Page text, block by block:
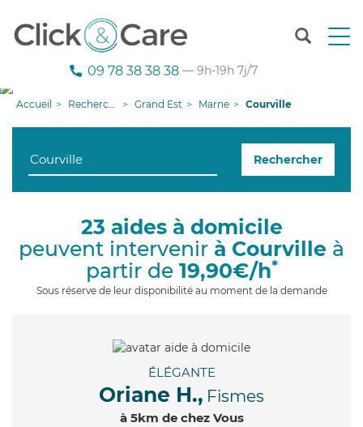
T
n
g
i
09 78 38 38 38 — 9h-19h 7j/7
Accueil Recherche aide à domicile Grand Est Marne Courville
Rechercher
23 aides à domicile
peuvent intervenir à Courville à
partir de 19,90€/h*
Sous réserve de leur disponibilité au moment de la demande
ÉLÉGANTE
Oriane H., Fismes
à 5km de chez Vous